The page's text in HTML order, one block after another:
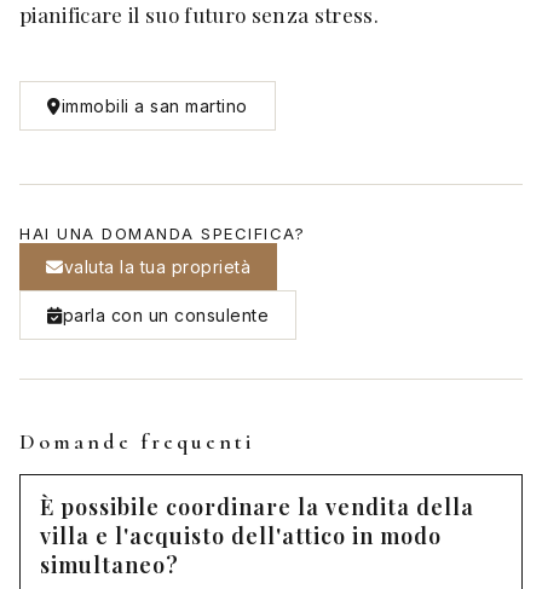
pianificare il suo futuro senza stress.
immobili a san martino
HAI UNA DOMANDA SPECIFICA?
valuta la tua proprietà
parla con un consulente
Domande frequenti
È possibile coordinare la vendita della
villa e l'acquisto dell'attico in modo
simultaneo?